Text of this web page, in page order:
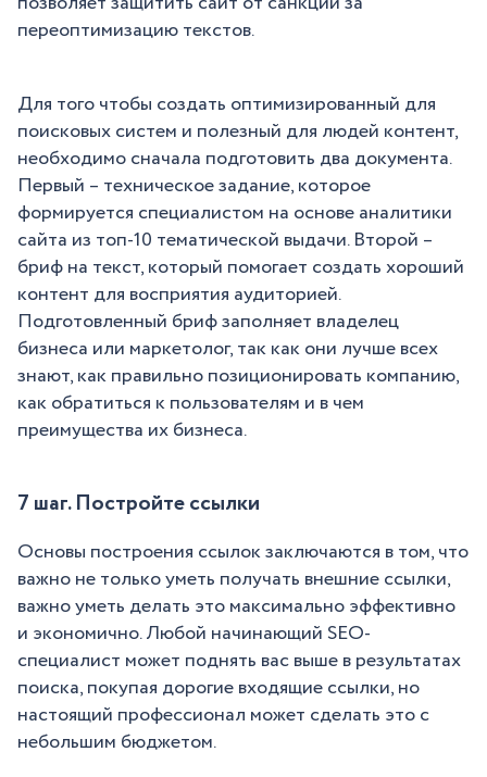
переоптимизацию текстов.
Для того чтобы создать оптимизированный для
поисковых систем и полезный для людей контент,
необходимо сначала подготовить два документа.
Первый – техническое задание, которое
формируется специалистом на основе аналитики
сайта из топ-10 тематической выдачи. Второй –
бриф на текст, который помогает создать хороший
контент для восприятия аудиторией.
Подготовленный бриф заполняет владелец
бизнеса или маркетолог, так как они лучше всех
знают, как правильно позиционировать компанию,
как обратиться к пользователям и в чем
преимущества их бизнеса.
7 шаг. Постройте ссылки
Основы построения ссылок заключаются в том, что
важно не только уметь получать внешние ссылки,
важно уметь делать это максимально эффективно
и экономично. Любой начинающий SEO-
специалист может поднять вас выше в результатах
поиска, покупая дорогие входящие ссылки, но
настоящий профессионал может сделать это с
небольшим бюджетом.